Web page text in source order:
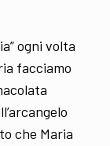
ogni volta
facciamo
che Maria